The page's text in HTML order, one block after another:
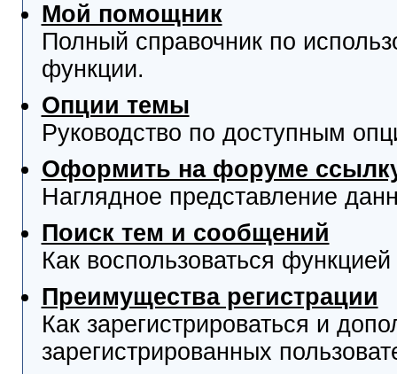
Мой помощник
Полный справочник по
функции.
Опции темы
Руководство по доступным
Оформить на форуме ссылку
Наглядное представление
Поиск тем и сообщений
Как воспользоваться
Преимущества регистрации
Как зарегистрироваться и
зарегистрированных